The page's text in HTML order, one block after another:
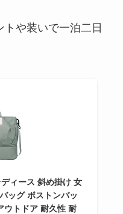
や装いで一泊二日
ィース 斜め掛け 女
ッグ ボストンバッ
ウトドア 耐久性 耐